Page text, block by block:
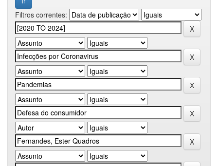
Filtros correntes: